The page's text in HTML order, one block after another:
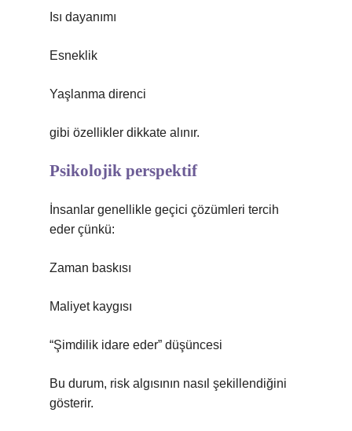
Isı dayanımı
Esneklik
Yaşlanma direnci
gibi özellikler dikkate alınır.
Psikolojik perspektif
İnsanlar genellikle geçici çözümleri tercih
eder çünkü:
Zaman baskısı
Maliyet kaygısı
“Şimdilik idare eder” düşüncesi
Bu durum, risk algısının nasıl şekillendiğini
gösterir.